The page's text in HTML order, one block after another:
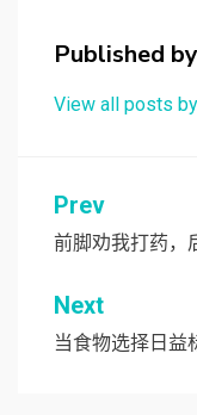
Published by
View all posts
文
章
导
航
Prev
前脚劝我打药，
Next
当食物选择日益